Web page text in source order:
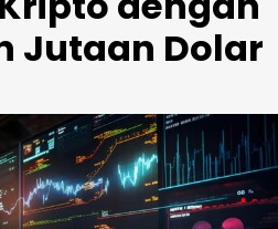
Jutaan Dolar